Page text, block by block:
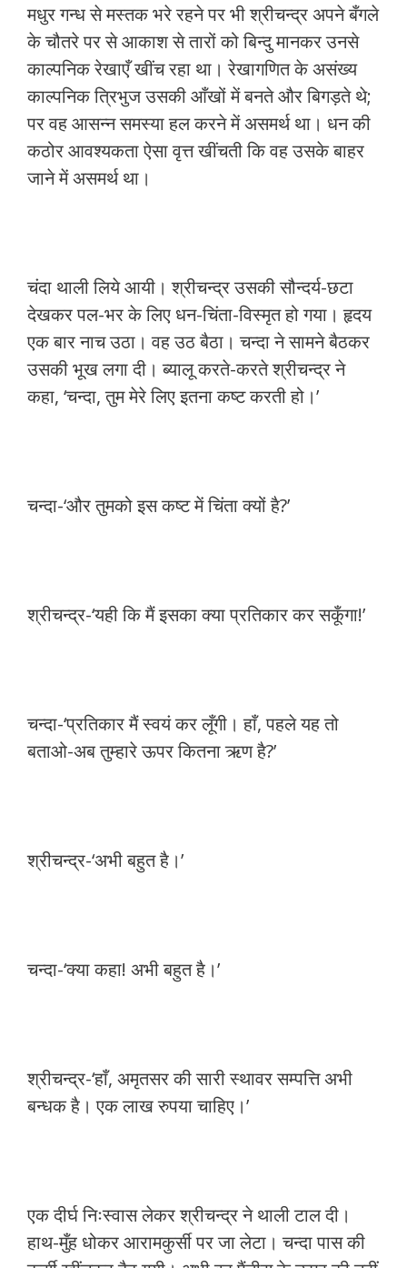
मधुर गन्ध से मस्तक भरे रहने पर भी श्रीचन्द्र अपने बँगले
के चौतरे पर से आकाश से तारों को बिन्दु मानकर उनसे
काल्पनिक रेखाएँ खींच रहा था। रेखागणित के असंख्य
काल्पनिक त्रिभुज उसकी आँखों में बनते और बिगड़ते थे;
पर वह आसन्न समस्या हल करने में असमर्थ था। धन की
कठोर आवश्यकता ऐसा वृत्त खींचती कि वह उसके बाहर
जाने में असमर्थ था।
चंदा थाली लिये आयी। श्रीचन्द्र उसकी सौन्दर्य-छटा
देखकर पल-भर के लिए धन-चिंता-विस्मृत हो गया। हृदय
एक बार नाच उठा। वह उठ बैठा। चन्दा ने सामने बैठकर
उसकी भूख लगा दी। ब्यालू करते-करते श्रीचन्द्र ने
कहा, ‘चन्दा, तुम मेरे लिए इतना कष्ट करती हो।’
चन्दा-‘और तुमको इस कष्ट में चिंता क्यों है?’
श्रीचन्द्र-‘यही कि मैं इसका क्या प्रतिकार कर सकूँगा!’
चन्दा-‘प्रतिकार मैं स्वयं कर लूँगी। हाँ, पहले यह तो
बताओ-अब तुम्हारे ऊपर कितना ऋण है?’
श्रीचन्द्र-‘अभी बहुत है।’
चन्दा-‘क्या कहा! अभी बहुत है।’
श्रीचन्द्र-‘हाँ, अमृतसर की सारी स्थावर सम्पत्ति अभी
बन्धक है। एक लाख रुपया चाहिए।’
एक दीर्घ निःस्वास लेकर श्रीचन्द्र ने थाली टाल दी।
हाथ-मुँह धोकर आरामकुर्सी पर जा लेटा। चन्दा पास की